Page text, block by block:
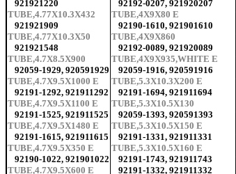
921921220
TUBE,4.77X10.3X432
921921909
TUBE,4.77X10.3X50
921921548
TUBE,4.7X8.5X900
92059-1929, 920591929
TUBE,4.7X9.5X1000 E
92191-1292, 921911292
TUBE,4.7X9.5X1100 E
92191-1525, 921911525
TUBE,4.7X9.5X1480 E
92191-1615, 921911615
TUBE,4.7X9.5X350 E
92190-1022, 921901022
TUBE,4.7X9.5X600 E
92192-0207, 921920207
TUBE,4X9X80 E
92190-1610, 921901610
TUBE,4X9X860
92192-0089, 921920089
TUBE,4X9X935,WHITE E
92059-1916, 920591916
TUBE,5.3X10.3X200 E
92191-1694, 921911694
TUBE,5.3X10.5X130
92059-1393, 920591393
TUBE,5.3X10.5X150 E
92191-1331, 921911331
TUBE,5.3X10.5X160 E
92191-1743, 921911743
92191-1332, 921911332